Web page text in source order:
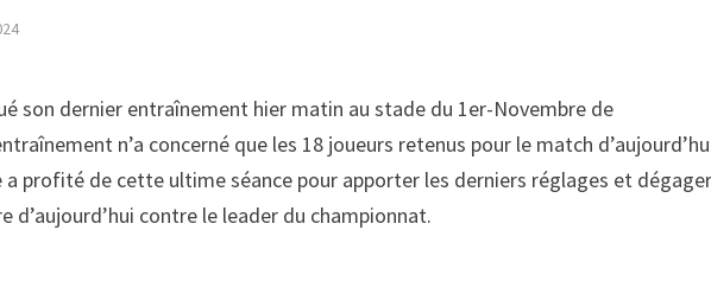
son dernier entraînement hier matin au stade du 1er-Novembre de
n’a concerné que les 18 joueurs retenus pour le match
a profité de cette ultime séance pour apporter les derniers réglages et
d’aujourd’hui contre le leader du championnat.